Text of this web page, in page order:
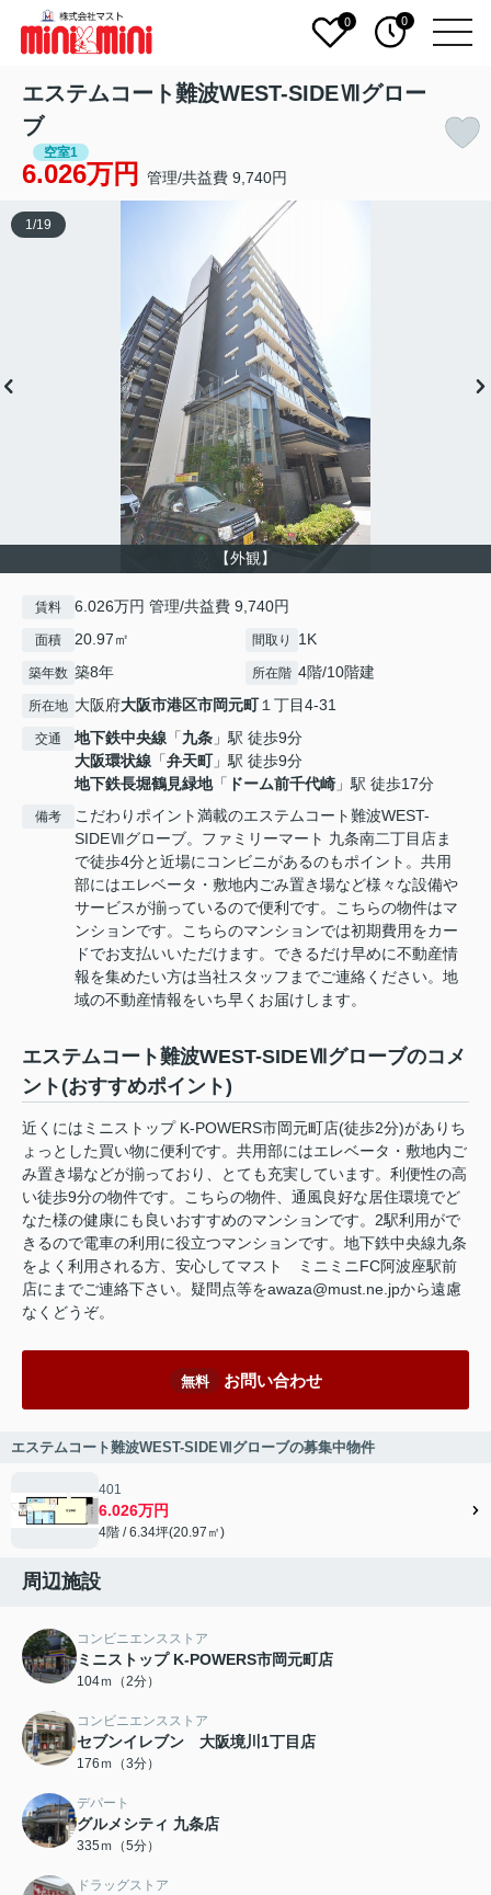
0 0
エステムコート難波WEST-SIDEⅦグロー
ブ
空室1
6.026万円 管理/共益費 9,740円
【外観】
1 /19
賃料 6.026万円 管理/共益費 9,740円
面積 20.97㎡ 間取り 1K
築年数 築8年 所在階 4階/10階建
所在地 大阪府大阪市港区市岡元町１丁目4-31
交通 地下鉄中央線 「九条 」駅 徒歩9分
大阪環状線 「弁天町」駅 徒歩9分
地下鉄長堀鶴見緑地「 ドーム前千代崎 」駅 徒歩17分
備考
こだわりポイント満載のエステムコート難波WEST-
SIDEⅦグローブ。ファミリーマート 九条南二丁目店ま
で徒歩4分と近場にコンビニがあるのもポイント。共用
部にはエレベータ・敷地内ごみ置き場など様々な設備や
サービスが揃っているので便利です。こちらの物件はマ
ンションです。こちらのマンションでは初期費用をカー
ドでお支払いいただけます。できるだけ早めに不動産情
報を集めたい方は当社スタッフまでご連絡ください。地
域の不動産情報をいち早くお届けします。
エステムコート難波WEST-SIDEⅦグローブのコメ
ント(おすすめポイント)
近くにはミニストップ K-POWERS市岡元町店(徒歩2分)がありち
ょっとした買い物に便利です。共用部にはエレベータ・敷地内ご
み置き場などが揃っており、とても充実しています。利便性の高
い徒歩9分の物件です。こちらの物件、通風良好な居住環境でど
なた様の健康にも良いおすすめのマンションです。2駅利用がで
きるので電車の利用に役立つマンションです。地下鉄中央線九条
をよく利用される方、安心してマスト ミニミニFC阿波座駅前
店にまでご連絡下さい。疑問点等をawaza@must.ne.jpから遠慮
なくどうぞ。
無料 お問い合わせ
エステムコート難波WEST-SIDEⅦグローブの募集中物件
401
6.026万円
4階 / 6.34坪(20.97㎡)
周辺施設
コンビニエンスストア
ミニストップ K-POWERS市岡元町店
104ｍ（2分）
コンビニエンスストア
セブンイレブン 大阪境川1丁目店
176ｍ（3分）
デパート
グルメシティ 九条店
335ｍ（5分）
ドラッグストア